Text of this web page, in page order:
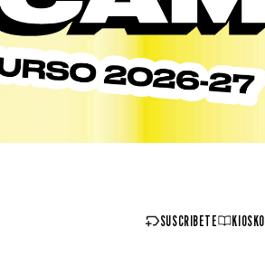
SUSCRIBETE KIOSKO